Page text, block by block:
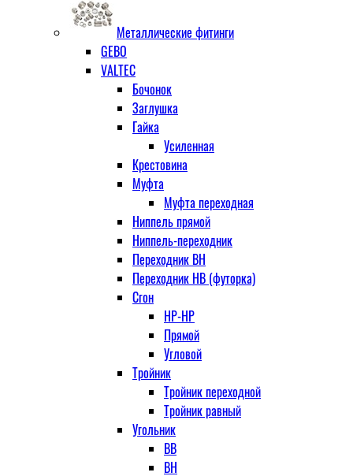
Металлические фитинги
GEBO
VALTEC
Бочонок
Заглушка
Гайка
Усиленная
Крестовина
Муфта
Муфта переходная
Ниппель прямой
Ниппель-переходник
Переходник ВН
Переходник НВ (футорка)
Сгон
НР-НР
Прямой
Угловой
Тройник
Тройник переходной
Тройник равный
Угольник
ВВ
ВН